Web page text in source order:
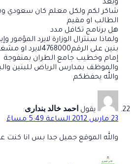
وبعد
شاكر لكم ولكل معلم كان سعودي
الطالب او مقيم
هل برنامج تكافل مدد
ولماذا سنترال الوزارة لايرد المؤمور
بنين على الرقم4768000لايرد او مشغوال
إمام وخطيب جامع الطران بمنفوجة
والموظف بمدارس الرياض للبنين
والله يحفظكم
يقول احمد خالد بندارى:
23 مارس 2012 الساعة 5:49 مساءً
والله الموقع جميل جدا بس انا كنت عايز 15صفحة على